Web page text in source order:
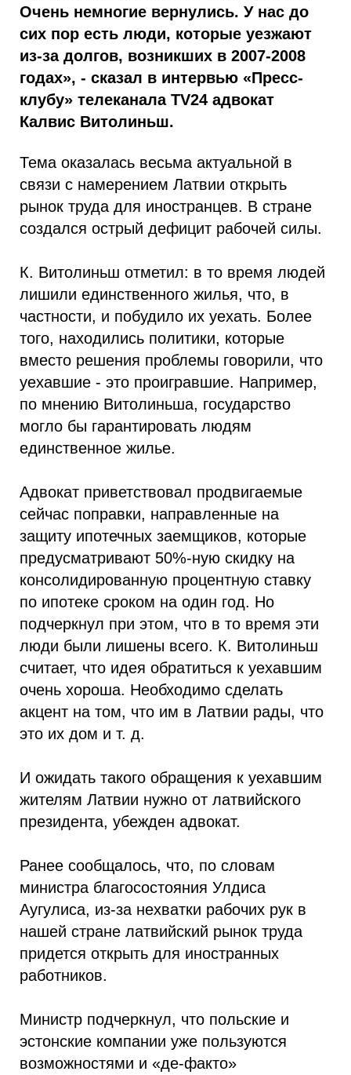
Очень немногие вернулись. У нас до
сих пор есть люди, которые уезжают
из-за долгов, возникших в 2007-2008
годах», - сказал в интервью «Пресс-
клубу» телеканала TV24 адвокат
Калвис Витолиньш.
Тема оказалась весьма актуальной в
связи с намерением Латвии открыть
рынок труда для иностранцев. В стране
создался острый дефицит рабочей силы.
К. Витолиньш отметил: в то время людей
лишили единственного жилья, что, в
частности, и побудило их уехать. Более
того, находились политики, которые
вместо решения проблемы говорили, что
уехавшие - это проигравшие. Например,
по мнению Витолиньша, государство
могло бы гарантировать людям
единственное жилье.
Адвокат приветствовал продвигаемые
сейчас поправки, направленные на
защиту ипотечных заемщиков, которые
предусматривают 50%-ную скидку на
консолидированную процентную ставку
по ипотеке сроком на один год. Но
подчеркнул при этом, что в то время эти
люди были лишены всего. К. Витолиньш
считает, что идея обратиться к уехавшим
очень хороша. Необходимо сделать
акцент на том, что им в Латвии рады, что
это их дом и т. д.
И ожидать такого обращения к уехавшим
жителям Латвии нужно от латвийского
президента, убежден адвокат.
Ранее сообщалось, что, по словам
министра благосостояния Улдиса
Аугулиса, из-за нехватки рабочих рук в
нашей стране латвийский рынок труда
придется открыть для иностранных
работников.
Министр подчеркнул, что польские и
эстонские компании уже пользуются
возможностями и «де-факто»